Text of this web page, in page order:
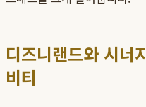
디즈니랜드와 시너
비티